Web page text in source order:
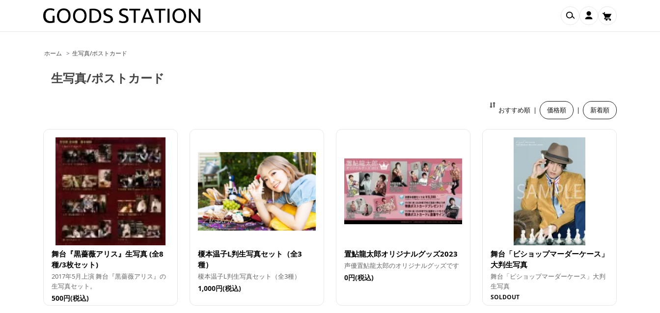
検索 マイアカウント
ホーム > 生写真/ポストカード
生写真/ポストカード
おすすめ順 | 価格順 | 新着順
舞台『黒薔薇アリス』生写真 (全8
種/3枚セット)
2017年5月上演 舞台『黒薔薇アリス』の
生写真セット。
500円(税込)
榎本温子L判生写真セット（全3
種）
榎本温子L判生写真セット（全3種）
1,000円(税込)
置鮎龍太郎オリジナルグッズ2023
声優置鮎龍太郎のオリジナルグッズです
0円(税込)
舞台「ビショップマーダーケース」
大判生写真
舞台「ビショップマーダーケース」大判
生写真
SOLDOUT